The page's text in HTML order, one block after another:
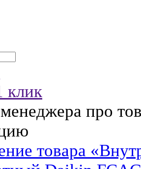
клик
про